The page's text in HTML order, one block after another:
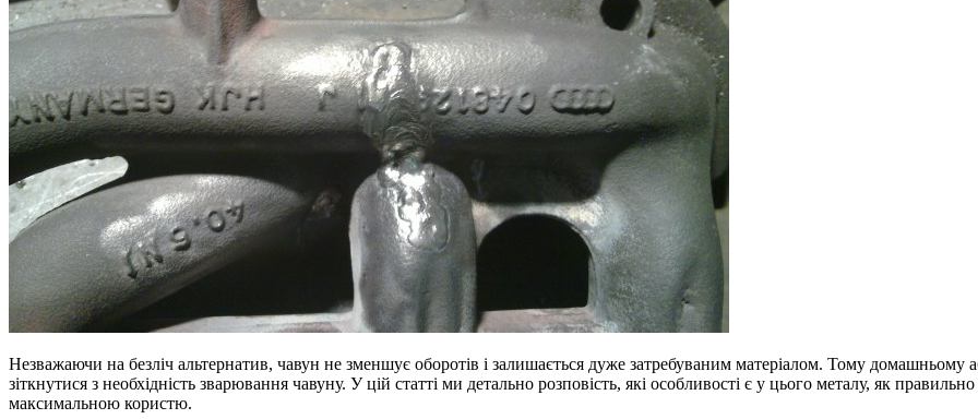
Незважаючи на безліч альтернатив, чавун не зменшує оборотів і залишається дуже затребуваним матеріалом. Тому домашньому
зіткнутися з необхідність зварювання чавуну. У цій статті ми детально розповість, які особливості є у цього металу, як
максимальною користю.